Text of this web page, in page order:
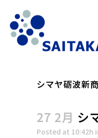
シマヤ砺波新
27 2月 シ
Posted at 10:42h